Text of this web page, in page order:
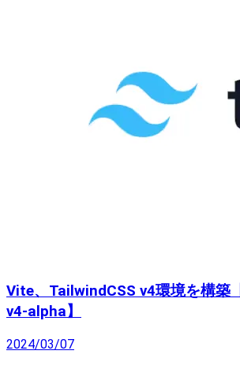
Vite、TailwindCSS v4環境を構築
v4-alpha】
2024/03/07